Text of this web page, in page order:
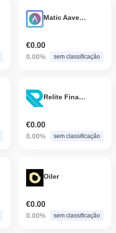
Matic Aave Interest Bearing AAVE
€0.00
0.00% sem classificação
Relite Finance
€0.00
0.00% sem classificação
Oiler
€0.00
0.00% sem classificação